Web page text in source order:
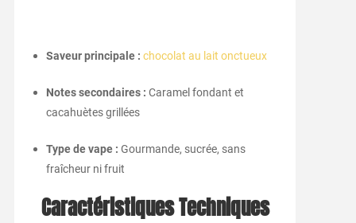
Saveur principale : chocolat au lait onctueux
Notes secondaires : Caramel fondant et
cacahuètes grillées
Type de vape : Gourmande, sucrée, sans
fraîcheur ni fruit
Caractéristiques Techniques